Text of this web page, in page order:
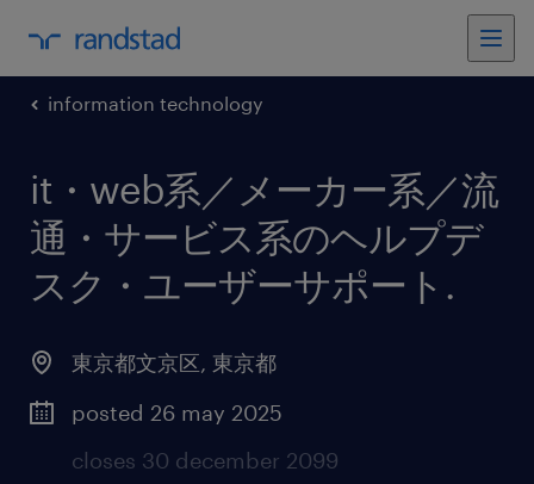
information technology
it・web系／メーカー系／流
通・サービス系のヘルプデ
スク・ユーザーサポート .
東京都文京区, 東京都
posted 26 may 2025
closes 30 december 2099